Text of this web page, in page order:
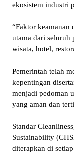
ekosistem industri
“Faktor keamanan
utama dari seluruh
wisata, hotel,
Pemerintah telah
kepentingan
menjadi pedoman
yang aman dan
Standar
Sustainability
diterapkan di